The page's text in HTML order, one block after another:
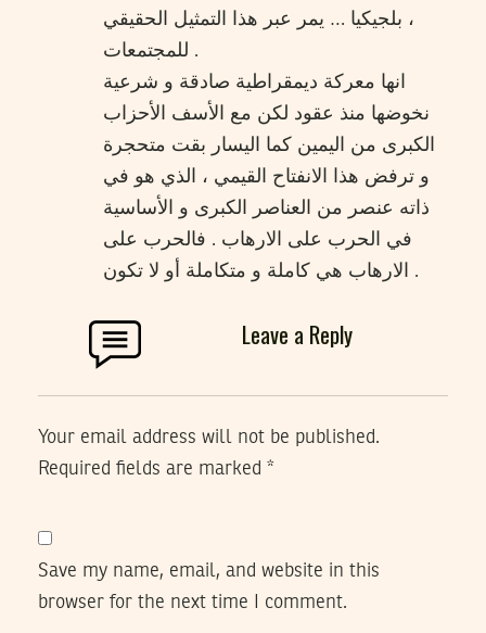
، بلجيكيا … يمر عبر هذا التمثيل الحقيقي
للمجتمعات .
انها معركة ديمقراطية صادقة و شرعية
نخوضها منذ عقود لكن مع الأسف الأحزاب
الكبرى من اليمين كما اليسار بقت متحجرة
و ترفض هذا الانفتاح القيمي ، الذي هو في
ذاته عنصر من العناصر الكبرى و الأساسية
في الحرب على الارهاب . فالحرب على
الارهاب هي كاملة و متكاملة أو لا تكون .
Leave a Reply
Your email address will not be published.
Required fields are marked *
Save my name, email, and website in this
browser for the next time I comment.